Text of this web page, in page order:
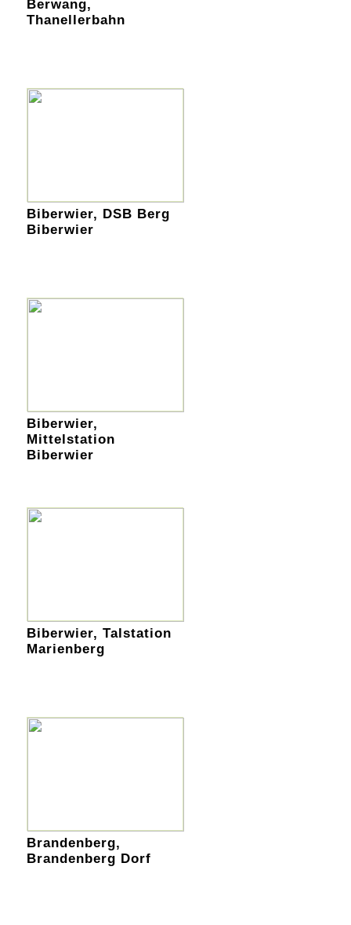
Berwang,
Thanellerbahn
Biberwier, DSB Berg
Biberwier
Biberwier,
Mittelstation
Biberwier
Biberwier, Talstation
Marienberg
Brandenberg,
Brandenberg Dorf